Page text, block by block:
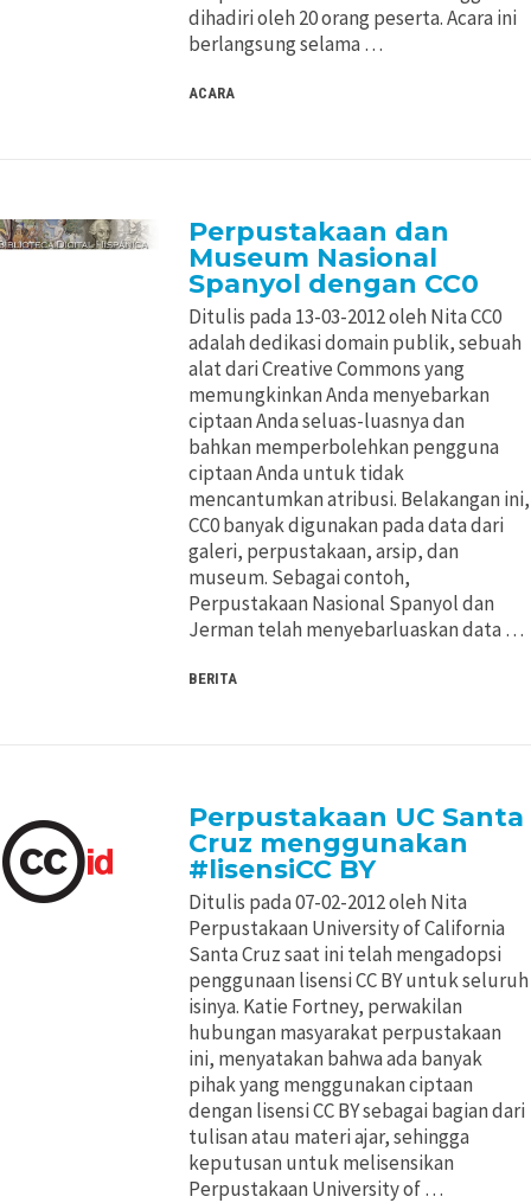
dihadiri oleh 20 orang peserta. Acara ini
berlangsung selama …
ACARA
Perpustakaan dan
Museum Nasional
Spanyol dengan CC0
Ditulis pada 13-03-2012 oleh Nita CC0
adalah dedikasi domain publik, sebuah
alat dari Creative Commons yang
memungkinkan Anda menyebarkan
ciptaan Anda seluas-luasnya dan
bahkan memperbolehkan pengguna
ciptaan Anda untuk tidak
mencantumkan atribusi. Belakangan ini,
CC0 banyak digunakan pada data dari
galeri, perpustakaan, arsip, dan
museum. Sebagai contoh,
Perpustakaan Nasional Spanyol dan
Jerman telah menyebarluaskan data …
BERITA
Perpustakaan UC Santa
Cruz menggunakan
#lisensiCC BY
Ditulis pada 07-02-2012 oleh Nita
Perpustakaan University of California
Santa Cruz saat ini telah mengadopsi
penggunaan lisensi CC BY untuk seluruh
isinya. Katie Fortney, perwakilan
hubungan masyarakat perpustakaan
ini, menyatakan bahwa ada banyak
pihak yang menggunakan ciptaan
dengan lisensi CC BY sebagai bagian dari
tulisan atau materi ajar, sehingga
keputusan untuk melisensikan
Perpustakaan University of …